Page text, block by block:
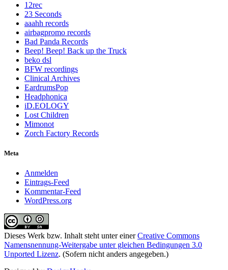
12rec
23 Seconds
aaahh records
airbagpromo records
Bad Panda Records
Beep! Beep! Back up the Truck
beko dsl
BFW recordings
Clinical Archives
EardrumsPop
Headphonica
iD.EOLOGY
Lost Children
Mimonot
Zorch Factory Records
Meta
Anmelden
Eintrags-Feed
Kommentar-Feed
WordPress.org
Dieses Werk bzw. Inhalt steht unter einerCreative Commons
Namensnennung-Weitergabe unter gleichen Bedingungen 3.0
Unported Lizenz. (Sofern nicht anders angegeben.)